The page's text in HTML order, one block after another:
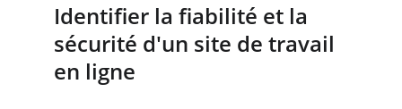
Identifier la fiabilité et la
sécurité d'un site de travail
en ligne